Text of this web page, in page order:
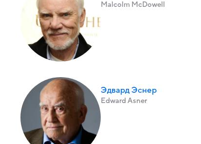
Malcolm McDowell
Эдвард Эснер
Edward Asner